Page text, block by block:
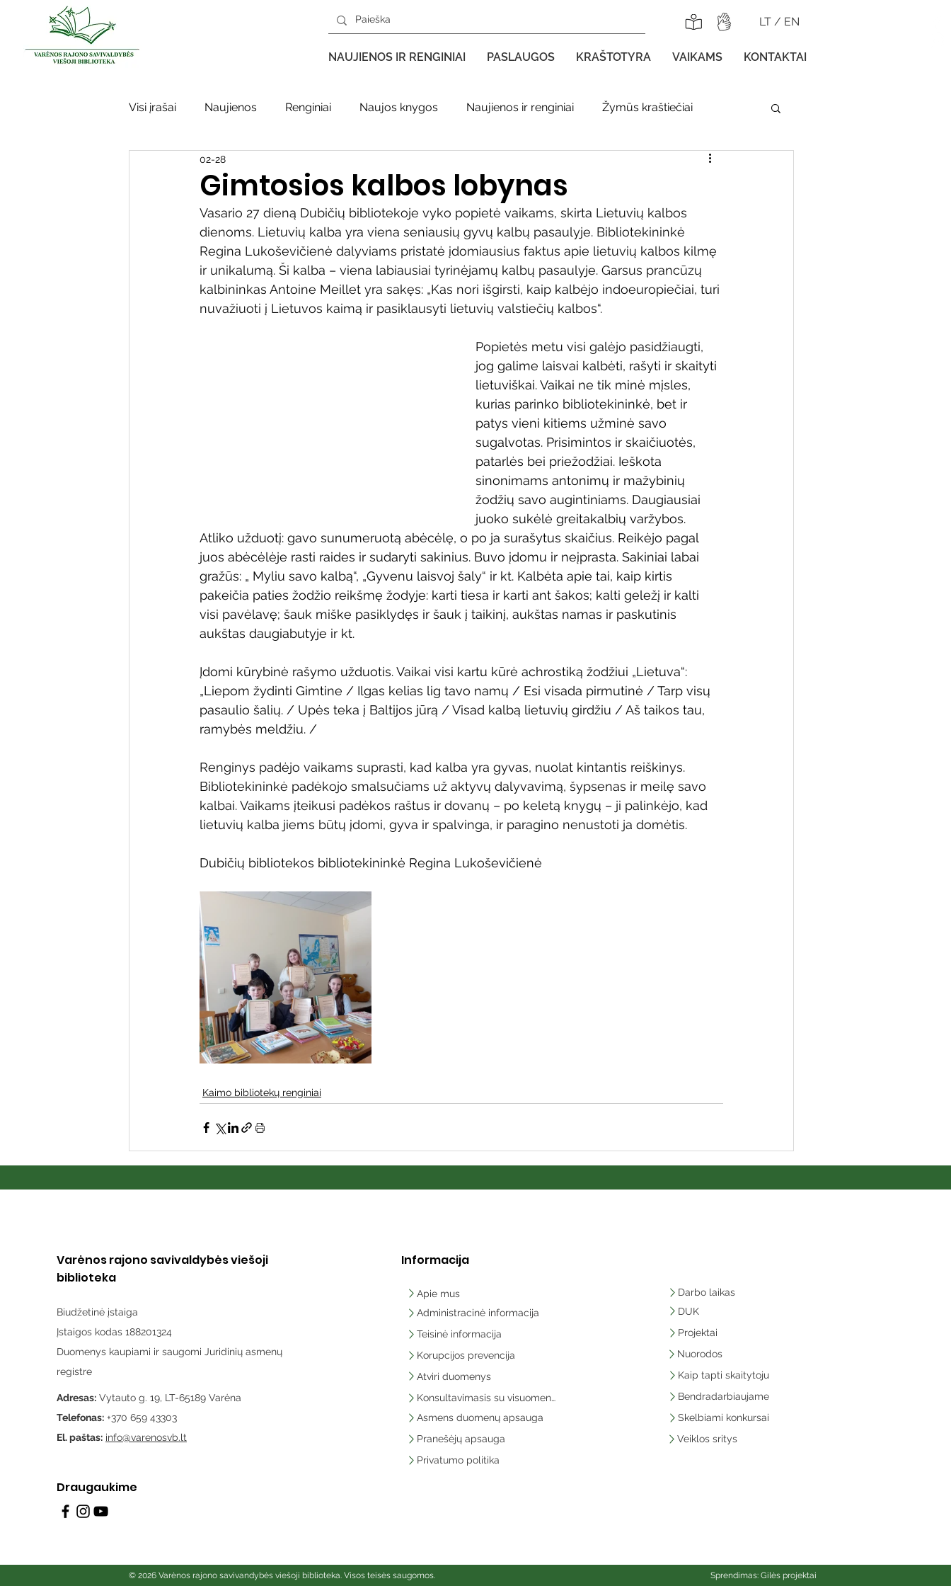
LT / EN
NAUJIENOS IR RENGINIAI PASLAUGOS KRAŠTOTYRA VAIKAMS KONTAKTAI
Visi įrašai Naujienos Renginiai Naujos knygos Naujienos ir renginiai Žymūs kraštiečiai
Kraštotyros darbai Kilnojamos parodos
Sidabrinės bitės Garbės ženklas Adolfo Ramanausko–Vanago premija
Vinco Krėvės-Mickevičiaus literatūr Literatai Literatų klubo veikla Naujos knygos vaikams
Žymios datos Mobilioji biblioteka
Gimtosios kalbos lobynas
02-28
Vasario 27 dieną Dubičių bibliotekoje vyko popietė vaikams, skirta Lietuvių kalbos
dienoms. Lietuvių kalba yra viena seniausių gyvų kalbų pasaulyje. Bibliotekininkė
Regina Lukoševičienė dalyviams pristatė įdomiausius faktus apie lietuvių kalbos kilmę
ir unikalumą. Ši kalba – viena labiausiai tyrinėjamų kalbų pasaulyje. Garsus prancūzų
kalbininkas Antoine Meillet yra sakęs: „Kas nori išgirsti, kaip kalbėjo indoeuropiečiai, turi
nuvažiuoti į Lietuvos kaimą ir pasiklausyti lietuvių valstiečių kalbos“.
Popietės metu visi galėjo pasidžiaugti,
jog galime laisvai kalbėti, rašyti ir skaityti
lietuviškai. Vaikai ne tik minė mįsles,
kurias parinko bibliotekininkė, bet ir
patys vieni kitiems užminė savo
sugalvotas. Prisimintos ir skaičiuotės,
patarlės bei priežodžiai. Ieškota
sinonimams antonimų ir mažybinių
žodžių savo augintiniams. Daugiausiai
juoko sukėlė greitakalbių varžybos.
Atliko užduotį: gavo sunumeruotą abėcėlę, o po ja surašytus skaičius. Reikėjo pagal
juos abėcėlėje rasti raides ir sudaryti sakinius. Buvo įdomu ir neįprasta. Sakiniai labai
gražūs: „ Myliu savo kalbą“, „Gyvenu laisvoj šaly“ ir kt. Kalbėta apie tai, kaip kirtis
pakeičia paties žodžio reikšmę žodyje: karti tiesa ir karti ant šakos; kalti geležį ir kalti
visi pavėlavę; šauk miške pasiklydęs ir šauk į taikinį, aukštas namas ir paskutinis
aukštas daugiabutyje ir kt.
Įdomi kūrybinė rašymo užduotis. Vaikai visi kartu kūrė achrostiką žodžiui „Lietuva“:
„Liepom žydinti Gimtine / Ilgas kelias lig tavo namų / Esi visada pirmutinė / Tarp visų
pasaulio šalių. / Upės teka į Baltijos jūrą / Visad kalbą lietuvių girdžiu / Aš taikos tau,
ramybės meldžiu. /
Renginys padėjo vaikams suprasti, kad kalba yra gyvas, nuolat kintantis reiškinys.
Bibliotekininkė padėkojo smalsučiams už aktyvų dalyvavimą, šypsenas ir meilę savo
kalbai. Vaikams įteikusi padėkos raštus ir dovanų – po keletą knygų – ji palinkėjo, kad
lietuvių kalba jiems būtų įdomi, gyva ir spalvinga, ir paragino nenustoti ja domėtis.
Dubičių bibliotekos bibliotekininkė Regina Lukoševičienė
Kaimo bibliotekų renginiai
Varėnos rajono savivaldybės viešoji
biblioteka
Biudžetinė įstaiga
Įstaigos kodas 188201324
Duomenys kaupiami ir saugomi Juridinių asmenų
registre
Adresas: Vytauto g. 19, LT-65189 Varėna
Telefonas: +370 659 43303
El. paštas: info@varenosvb.lt
Draugaukime
Informacija
Apie mus
Administracinė informacija
Teisinė informacija
Korupcijos prevencija
Atviri duomenys
Konsultavimasis su visuomene
Asmens duomenų apsauga
Pranešėjų apsauga
Privatumo politika
Darbo laikas
DUK
Projektai
Nuorodos
Kaip tapti skaitytoju
Bendradarbiaujame
Skelbiami konkursai
Veiklos sritys
© 2026 Varėnos rajono savivandybės viešoji biblioteka. Visos teisės saugomos. Sprendimas: Gilės projektai